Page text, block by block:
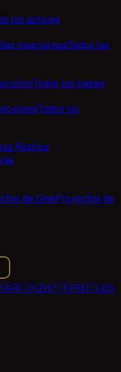
los actores
masculinosTodos los
Todos los bebés
Todos los
Rostros
de CineProyectos de
AR🇨🇳ZH🇫🇷FR🇪🇸ES